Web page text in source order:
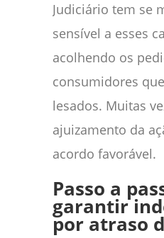
Judiciário tem se
sensível a esses
acolhendo os
consumidores
lesados. Muitas
ajuizamento da
acordo favorável.
Passo a
garantir
por atraso